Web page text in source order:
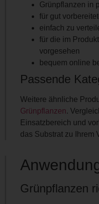
Grünpflanzen in
für gut
einfach zu
für die im
vorgesehen
bequem online
Passende
Weitere ähnliche
Grünpflanzen.
Einsatzbereich und
das Substrat zu Ihrem
Grünpflanzen